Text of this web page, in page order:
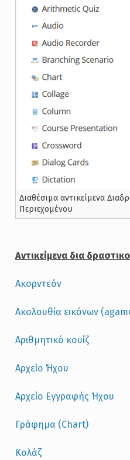
Διαθέσιμα αντικείμενα
Περιεχομένου
Αντικείμενα δια
Ακορντεόν
Ακολουθία εικόνων
Αριθμητικό κουίζ
Αρχείο Ήχου
Αρχείο Εγγραφής Ήχου
Γράφημα (Chart)
Κολάζ